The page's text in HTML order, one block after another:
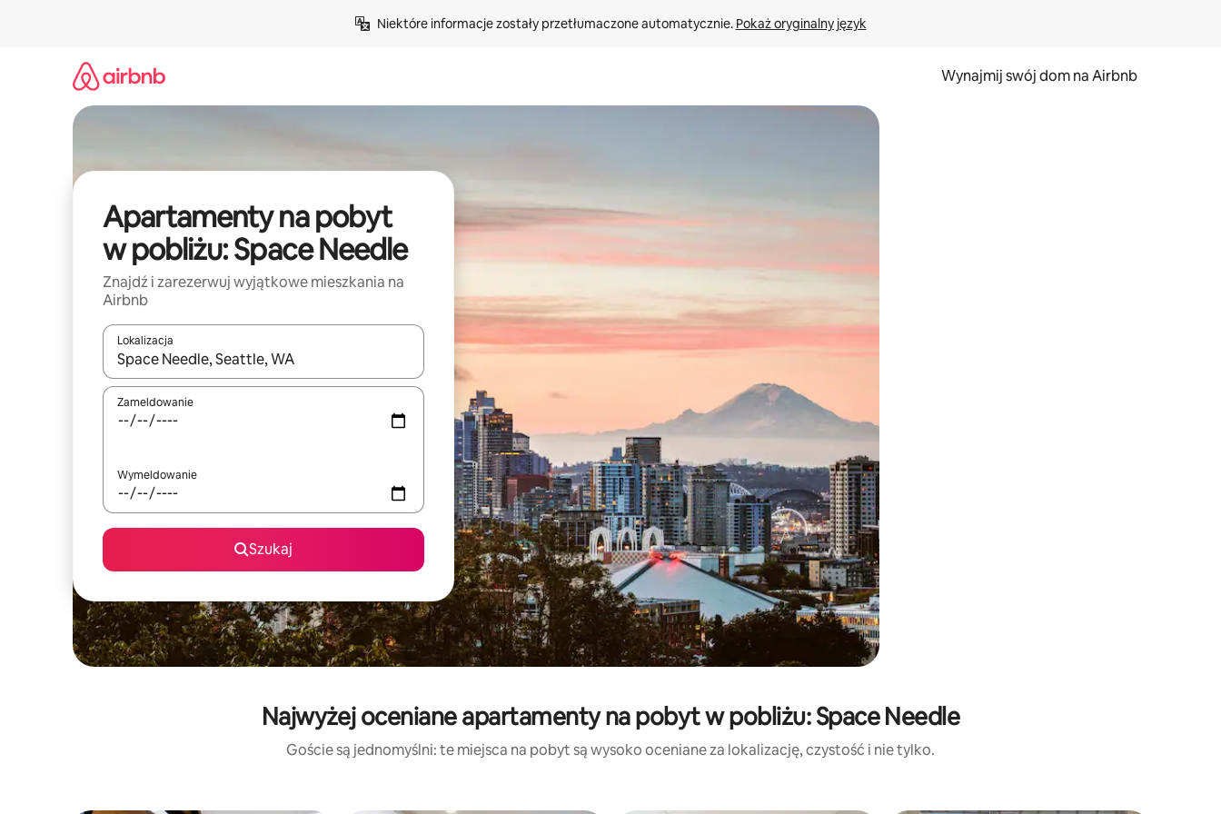
Niektóre informacje zostały przetłumaczone automatycznie. Pokaż oryginalny język
Wynajmij swój dom na Airbnb
Apartamenty na pobyt
w pobliżu: Space Needle
Znajdź i zarezerwuj wyjątkowe mieszkania na
Airbnb
Lokalizacja
Gdy wyniki będą dostępne, możesz poruszać się po nich za pomocą klawiszy strzałek w górę i w dół lub przeglądać je za pomocą gestów dotykowych lub przesuwania.
Zameldowanie
Wymeldowanie
Szukaj
Najwyżej oceniane apartamenty na pobyt w pobliżu: Space Needle
Goście są jednomyślni: te miejsca na pobyt są wysoko oceniane za lokalizację, czystość i nie tylko.